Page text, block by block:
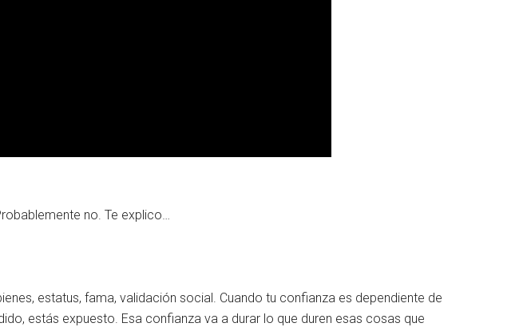
no. Te explico…
estatus, fama, validación social. Cuando tu confianza es dependiente de
estás expuesto. Esa confianza va a durar lo que duren esas cosas que